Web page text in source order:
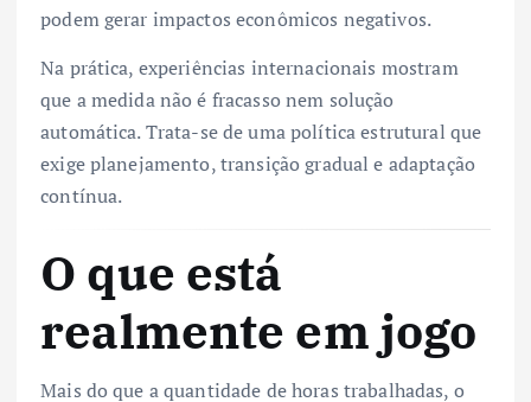
podem gerar impactos econômicos negativos.
Na prática, experiências internacionais mostram
que a medida não é fracasso nem solução
automática. Trata-se de uma política estrutural que
exige planejamento, transição gradual e adaptação
contínua.
O que está
realmente em jogo
Mais do que a quantidade de horas trabalhadas, o